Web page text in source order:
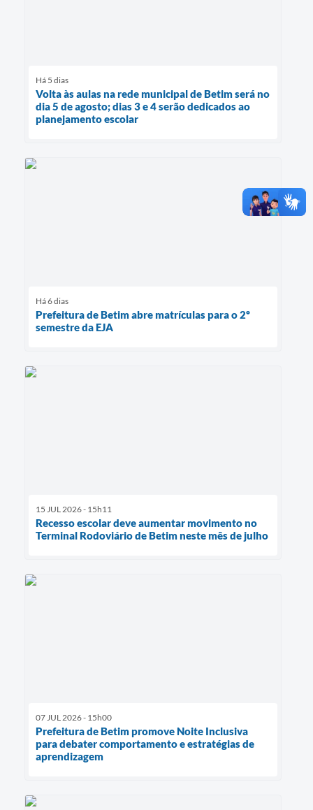
Há 5 dias
Volta às aulas na rede municipal de Betim será no
dia 5 de agosto; dias 3 e 4 serão dedicados ao
planejamento escolar
Há 6 dias
Prefeitura de Betim abre matrículas para o 2º
semestre da EJA
15 JUL 2026 - 15h11
Recesso escolar deve aumentar movimento no
Terminal Rodoviário de Betim neste mês de julho
07 JUL 2026 - 15h00
Prefeitura de Betim promove Noite Inclusiva
para debater comportamento e estratégias de
aprendizagem